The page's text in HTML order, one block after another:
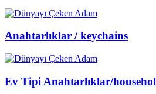
Anahtarlıklar / keychains
Ev Tipi Anahtarlıklar/